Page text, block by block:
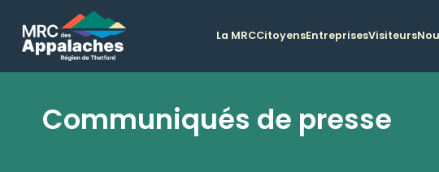
La MRCCitoyensEntreprisesVisiteurs
Communiqués de presse